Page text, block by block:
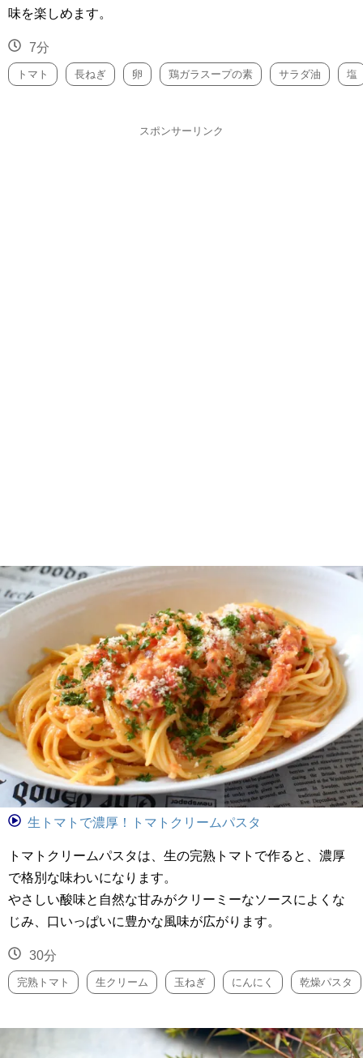
味を楽しめます。
7分
トマト 長ねぎ 卵 鶏ガラスープの素 サラダ油 塩
スポンサーリンク
生トマトで濃厚！トマトクリームパスタ
トマトクリームパスタは、生の完熟トマトで作ると、濃厚
で格別な味わいになります。
やさしい酸味と自然な甘みがクリーミーなソースによくな
じみ、口いっぱいに豊かな風味が広がります。
30分
完熟トマト 生クリーム 玉ねぎ にんにく 乾燥パスタ